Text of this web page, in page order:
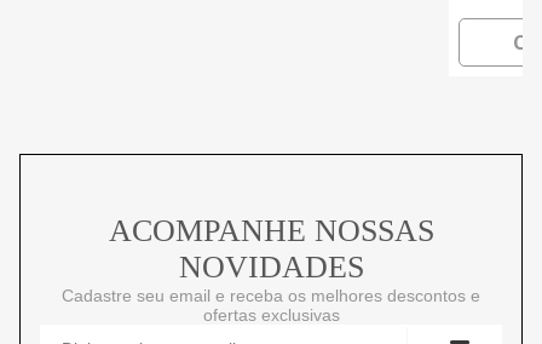
ACOMPANHE NOSSAS
NOVIDADES
Cadastre seu email e receba os melhores descontos e
ofertas exclusivas